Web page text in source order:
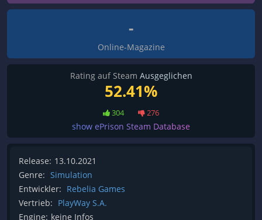
-
Online-Magazine
Rating auf Steam Ausgeglichen
52.41%
304 276
show ePrison Steam Database
Release: 13.10.2021
Genre: Simulation
Entwickler: Rebelia Games
Vertrieb: PlayWay S.A.
Engine: keine Infos